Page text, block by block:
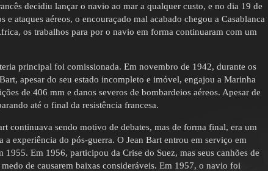
decidiu lançar o navio ao mar a qualquer custo, e no dia 19 de
ataques aéreos, o encouraçado mal acabado chegou a Casablanca
os trabalhos para por o navio em forma continuaram com um
principal foi comissionada. Em novembro de 1942, durante os
apesar do seu estado incompleto e imóvel, engajou a Marinha
de 406 mm e danos severos de bombardeios aéreos. Apesar de
até o final da resistência francesa.
continuava sendo motivo de debates, mas de forma final, era um
experiência do pós-guerra. O Jean Bart entrou em serviço em
Em 1956, participou da Crise do Suez, mas seus canhões de
de causarem baixas consideráveis. Em 1957, o navio foi